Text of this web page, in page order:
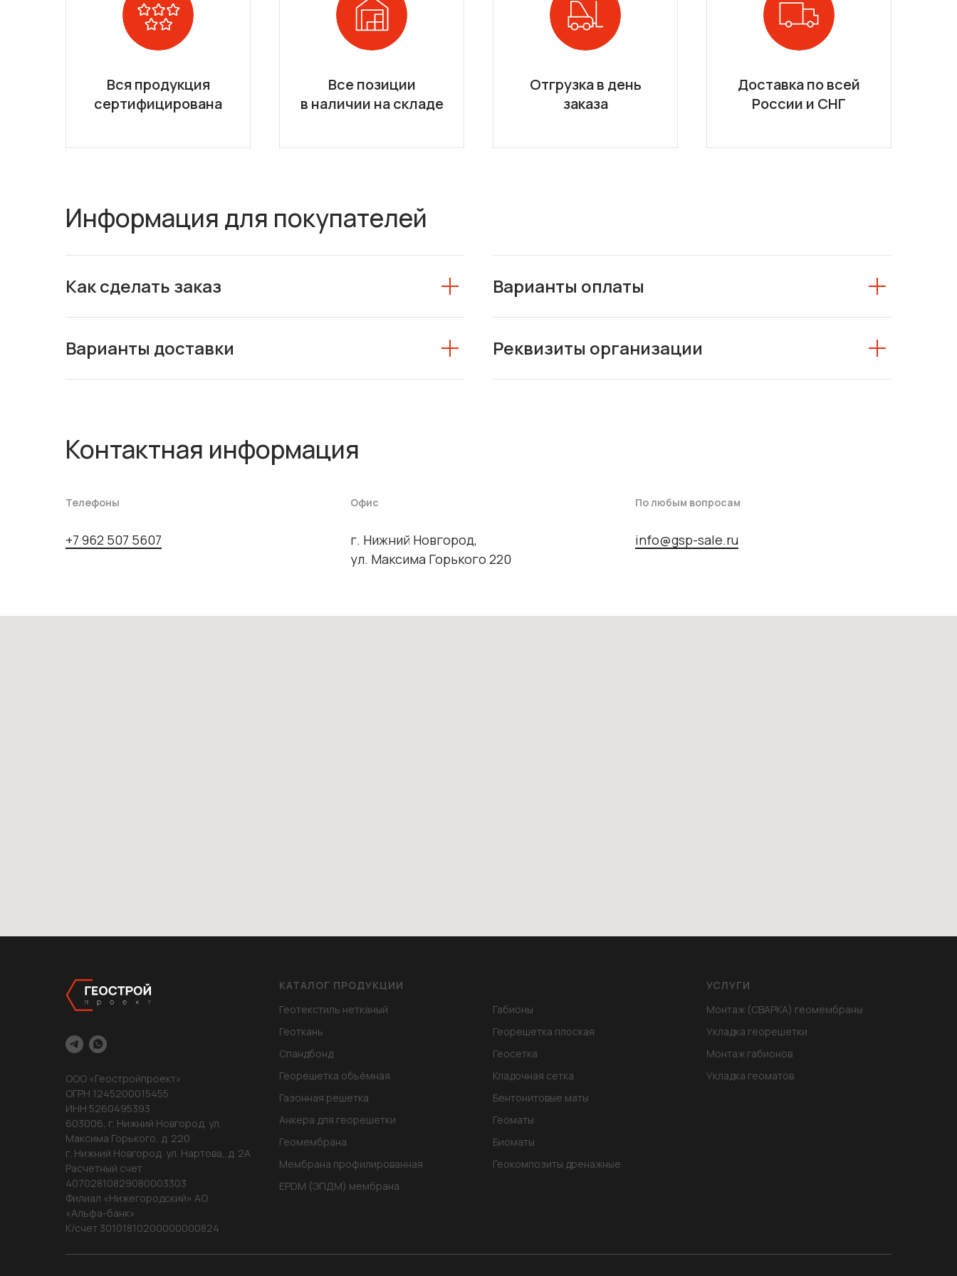
Вся продукция
сертифицирована
Все позиции
в наличии на складе
Отгрузка в день
заказа
Доставка по всей
России и СНГ
Информация для покупателей
Как сделать заказ Варианты оплаты
Варианты доставки Реквизиты организации
Контактная информация
Телефоны
+7 962 507 5607
Офис
г. Нижний Новгород,
ул. Максима Горького 220
По любым вопросам
info@gsp-sale.ru
ООО «Геостройпроект»
ОГРН 1245200015455
ИНН 5260495393
603006, г. Нижний Новгород, ул.
Максима Горького, д. 220
г. Нижний Новгород, ул. Нартова,,д. 2А
Расчетный счет
40702810829080003303
Филиал «Нижегородский» АО
«Альфа-банк»
К/счет 30101810200000000824
КАТАЛОГ ПРОДУКЦИИ
Геотекстиль нетканый
Геоткань
Спандбонд
Георешетка объёмная
Газонная решетка
Анкера для георешетки
Геомембрана
Мембрана профилированная
EPDM (ЭПДМ) мембрана
Габионы
Георешетка плоская
Геосетка
Кладочная сетка
Бентонитовые маты
Геоматы
Биоматы
Геокомпозиты дренажные
УСЛУГИ
Монтаж (СВАРКА) геомембраны
Укладка георешетки
Монтаж габионов
Укладка геоматов